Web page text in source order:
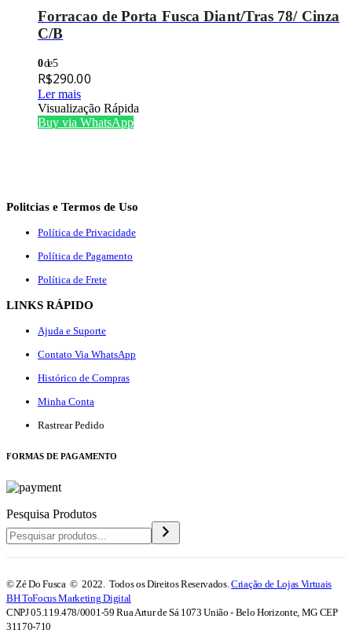
Forracao de Porta Fusca Diant/Tras 78/ Cinza
C/B
0de 5
R$290.00
Ler mais
Visualização Rápida
Buy via WhatsApp
Politcias e Termos de Uso
Política de Privacidade
Política de Pagamento
Política de Frete
LINKS RÁPIDO
Ajuda e Suporte
Contato Via WhatsApp
Histórico de Compras
Minha Conta
Rastrear Pedido
FORMAS DE PAGAMENTO
Pesquisa Produtos
© Zé Do Fusca © 2022. Todos os Direitos Reservados.Criação de Lojas Virtuais
BH ToFocus Marketing Digital
CNPJ 05.119.478/0001-59 Rua Artur de Sá 1073 União - Belo Horizonte, MG CEP
31170-710